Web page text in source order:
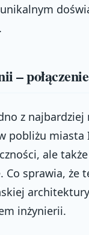
–
z
pobliżu
ale
Co sprawia,
inżynierii.